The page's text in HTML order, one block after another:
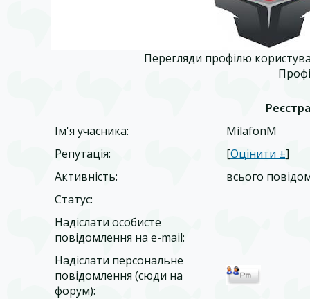
Перегляди профілю
Ім'я учасника:
MilafonM
Репутація:
[Оцінити ±]
Активність:
всього
Статус:
Надіслати особисте
повідомлення на e-mail:
Надіслати персональне
повідомлення (сюди на
форум):